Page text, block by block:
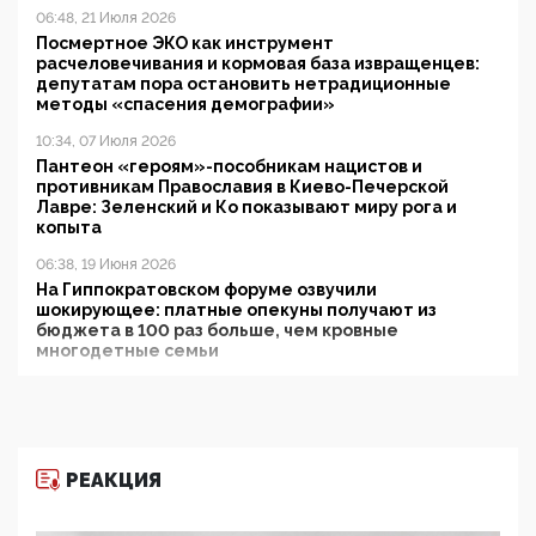
06:48, 21 Июля 2026
Посмертное ЭКО как инструмент
расчеловечивания и кормовая база извращенцев:
депутатам пора остановить нетрадиционные
методы «спасения демографии»
10:34, 07 Июля 2026
Пантеон «героям»-пособникам нацистов и
противникам Православия в Киево-Печерской
Лавре: Зеленский и Ко показывают миру рога и
копыта
06:38, 19 Июня 2026
На Гиппократовском форуме озвучили
шокирующее: платные опекуны получают из
бюджета в 100 раз больше, чем кровные
многодетные семьи
11:53, 09 Июня 2026
РЕАКЦИЯ